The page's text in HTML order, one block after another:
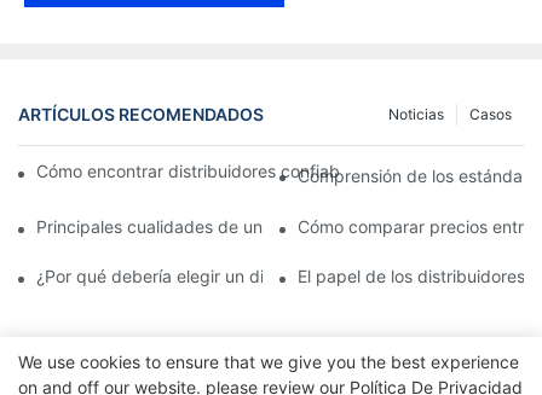
ARTÍCULOS RECOMENDADOS Casos
Noticias
Cómo encontrar distribuidores confiables de pastillas de freno
Comprensión de los
Principales cualidades de un distribuidor confiable de pastillas
Cómo comparar precios
¿Por qué debería elegir un distribuidor autorizado de pastillas
El papel de los distribuidores
We use cookies to ensure that we give you the best experience
on and off our website. please review our Política De Privacidad